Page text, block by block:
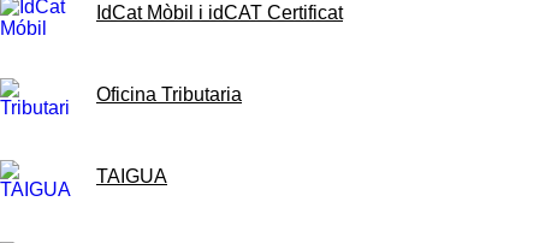
IdCat Mòbil i idCAT Certificat
Oficina Tributaria
TAIGUA